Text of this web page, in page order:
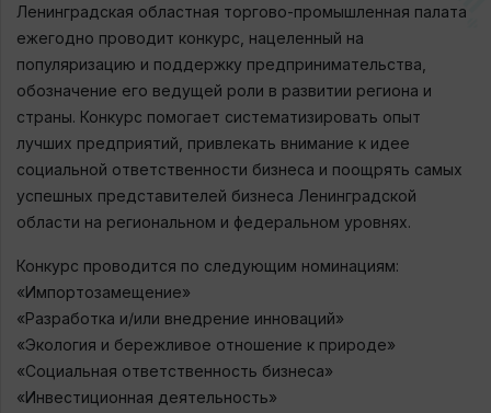
Ленинградская областная торгово-промышленная палата
ежегодно проводит конкурс, нацеленный на
популяризацию и поддержку предпринимательства,
обозначение его ведущей роли в развитии региона и
страны. Конкурс помогает систематизировать опыт
лучших предприятий, привлекать внимание к идее
социальной ответственности бизнеса и поощрять самых
успешных представителей бизнеса Ленинградской
области на региональном и федеральном уровнях.
Конкурс проводится по следующим номинациям:
«Импортозамещение»
«Разработка и/или внедрение инноваций»
«Экология и бережливое отношение к природе»
«Социальная ответственность бизнеса»
«Инвестиционная деятельность»